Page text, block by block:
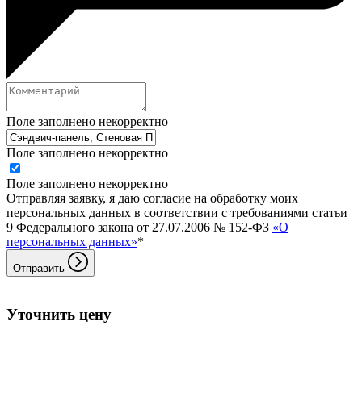
Поле заполнено некорректно
Поле заполнено некорректно
Поле заполнено некорректно
Отправляя заявку, я даю согласие на обработку моих
персональных данных в соответствии с требованиями статьи
9 Федерального закона от 27.07.2006 № 152-ФЗ «О
персональных данных»*
Отправить
Уточнить цену